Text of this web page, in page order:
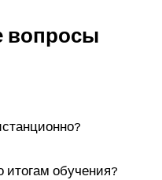
вопросы
обучения?